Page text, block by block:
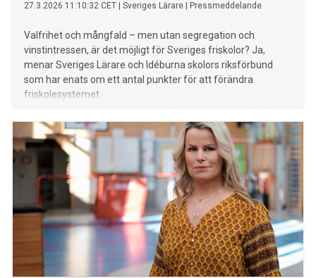
27.3.2026 11:10:32 CET Sveriges Lärare Pressmeddelande
Valfrihet och mångfald – men utan segregation och
vinstintressen, är det möjligt för Sveriges friskolor? Ja,
menar Sveriges Lärare och Idéburna skolors riksförbund
som har enats om ett antal punkter för att förändra
friskolesystemet.